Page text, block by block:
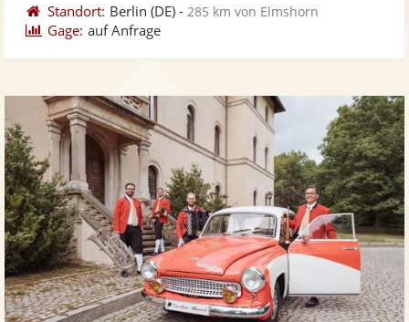
Standort: Berlin (DE) - 285 km von Elmshorn
Gage: auf Anfrage